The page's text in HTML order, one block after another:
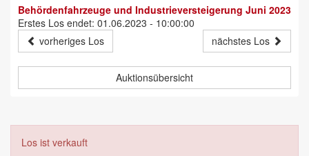
Behördenfahrzeuge und Industrieversteigerung Juni 2023
Erstes Los endet: 01.06.2023 - 10:00:00
vorheriges Los
nächstes Los
Auktionsübersicht
Los ist verkauft